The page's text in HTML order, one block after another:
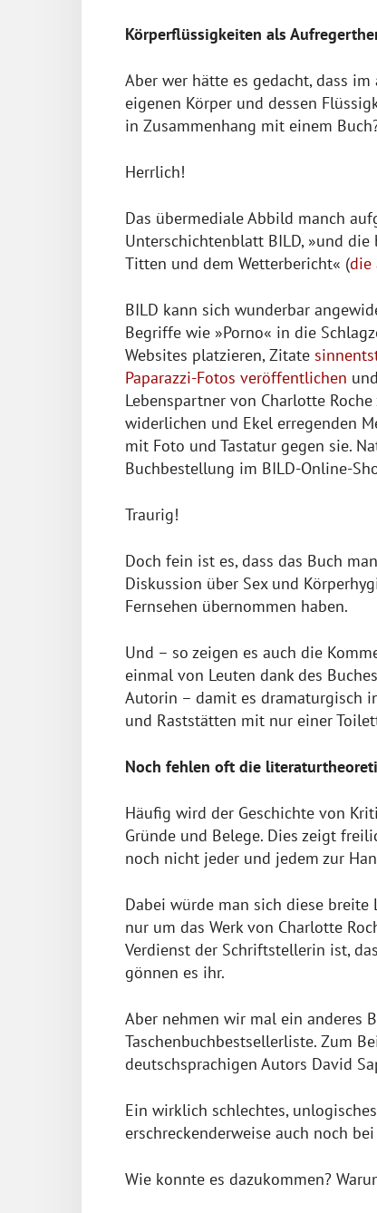
Körperflüssigkeiten als
Aber wer hätte es gedacht, dass
eigenen Körper und dessen
in Zusammenhang mit einem
Herrlich!
Das übermediale Abbild manch
Unterschichtenblatt BILD, »und die
Titten und dem Wetterbericht« (die
BILD kann sich wunderbar
Begriffe wie »Porno« in die
Websites platzieren, Zitate
Paparazzi-Fotos veröffentlichen
Lebenspartner von Charlotte
widerlichen und Ekel erregenden
mit Foto und Tastatur gegen sie.
Buchbestellung im BILD-Online-
Traurig!
Doch fein ist es, dass das Buch
Diskussion über Sex und
Fernsehen übernommen haben.
Und – so zeigen es auch die
einmal von Leuten dank des
Autorin – damit es dramaturgisch
und Raststätten mit nur einer
Noch fehlen oft die
Häufig wird der Geschichte von
Gründe und Belege. Dies zeigt
noch nicht jeder und jedem zur
Dabei würde man sich diese breite
nur um das Werk von Charlotte
Verdienst der Schriftstellerin ist,
gönnen es ihr.
Aber nehmen wir mal ein anderes
Taschenbuchbestsellerliste. Zum
deutschsprachigen Autors David
Ein wirklich schlechtes,
erschreckenderweise auch noch
Wie konnte es dazukommen?